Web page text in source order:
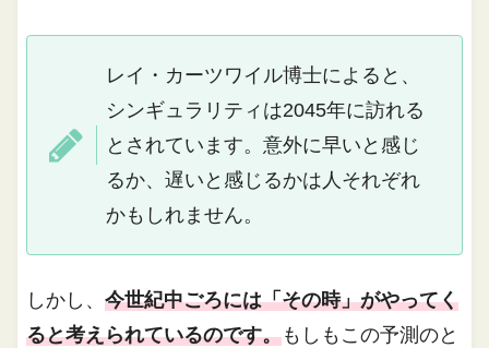
レイ・カーツワイル博士によると、
シンギュラリティは2045年に訪れる
とされています。意外に早いと感じ
るか、遅いと感じるかは人それぞれ
かもしれません。
しかし、今世紀中ごろには「その時」がやってく
ると考えられているのです。もしもこの予測のと